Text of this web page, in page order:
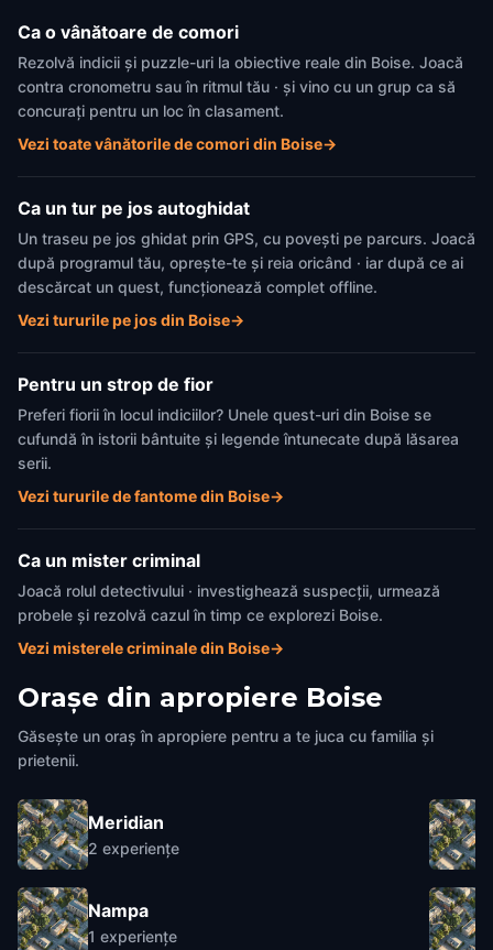
Ca o vânătoare de comori
Rezolvă indicii și puzzle-uri la obiective reale din Boise. Joacă
contra cronometru sau în ritmul tău · și vino cu un grup ca să
concurați pentru un loc în clasament.
Vezi toate vânătorile de comori din Boise→
Ca un tur pe jos autoghidat
Un traseu pe jos ghidat prin GPS, cu povești pe parcurs. Joacă
după programul tău, oprește-te și reia oricând · iar după ce ai
descărcat un quest, funcționează complet offline.
Vezi tururile pe jos din Boise→
Pentru un strop de fior
Preferi fiorii în locul indiciilor? Unele quest-uri din Boise se
cufundă în istorii bântuite și legende întunecate după lăsarea
serii.
Vezi tururile de fantome din Boise→
Ca un mister criminal
Joacă rolul detectivului · investighează suspecții, urmează
probele și rezolvă cazul în timp ce explorezi Boise.
Vezi misterele criminale din Boise→
Orașe din apropiere Boise
Găsește un oraș în apropiere pentru a te juca cu familia și
prietenii.
Meridian
2 experiențe
Nampa
1 experiențe